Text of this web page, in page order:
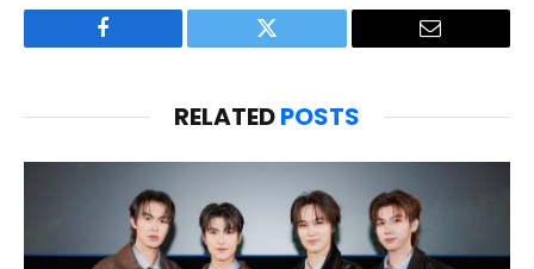
Facebook Twitter Email
RELATEDPOSTS